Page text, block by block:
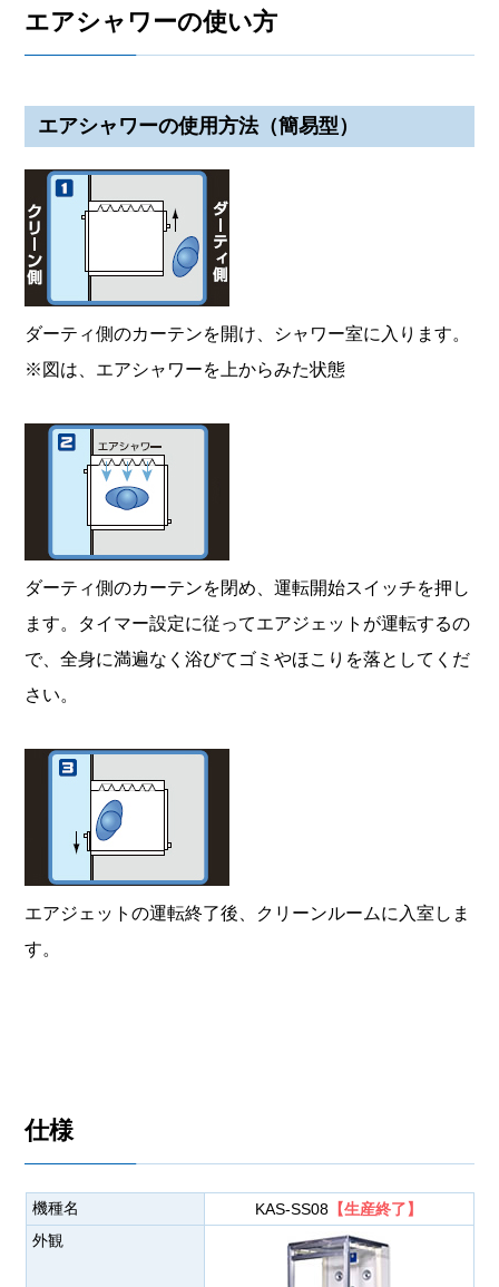
エアシャワーの使い方
エアシャワーの使用方法（簡易型）
ダーティ側のカーテンを開け、シャワー室に入ります。
※図は、エアシャワーを上からみた状態
ダーティ側のカーテンを閉め、運転開始スイッチを押し
ます。タイマー設定に従ってエアジェットが運転するの
で、全身に満遍なく浴びてゴミやほこりを落としてくだ
さい。
エアジェットの運転終了後、クリーンルームに入室しま
す。
仕様
機種名 KAS-SS08 【生産終了】
外観